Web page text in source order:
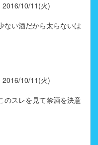
2016/10/11(火)
ない酒だから太らないは
2016/10/11(火)
のスレを見て禁酒を決意